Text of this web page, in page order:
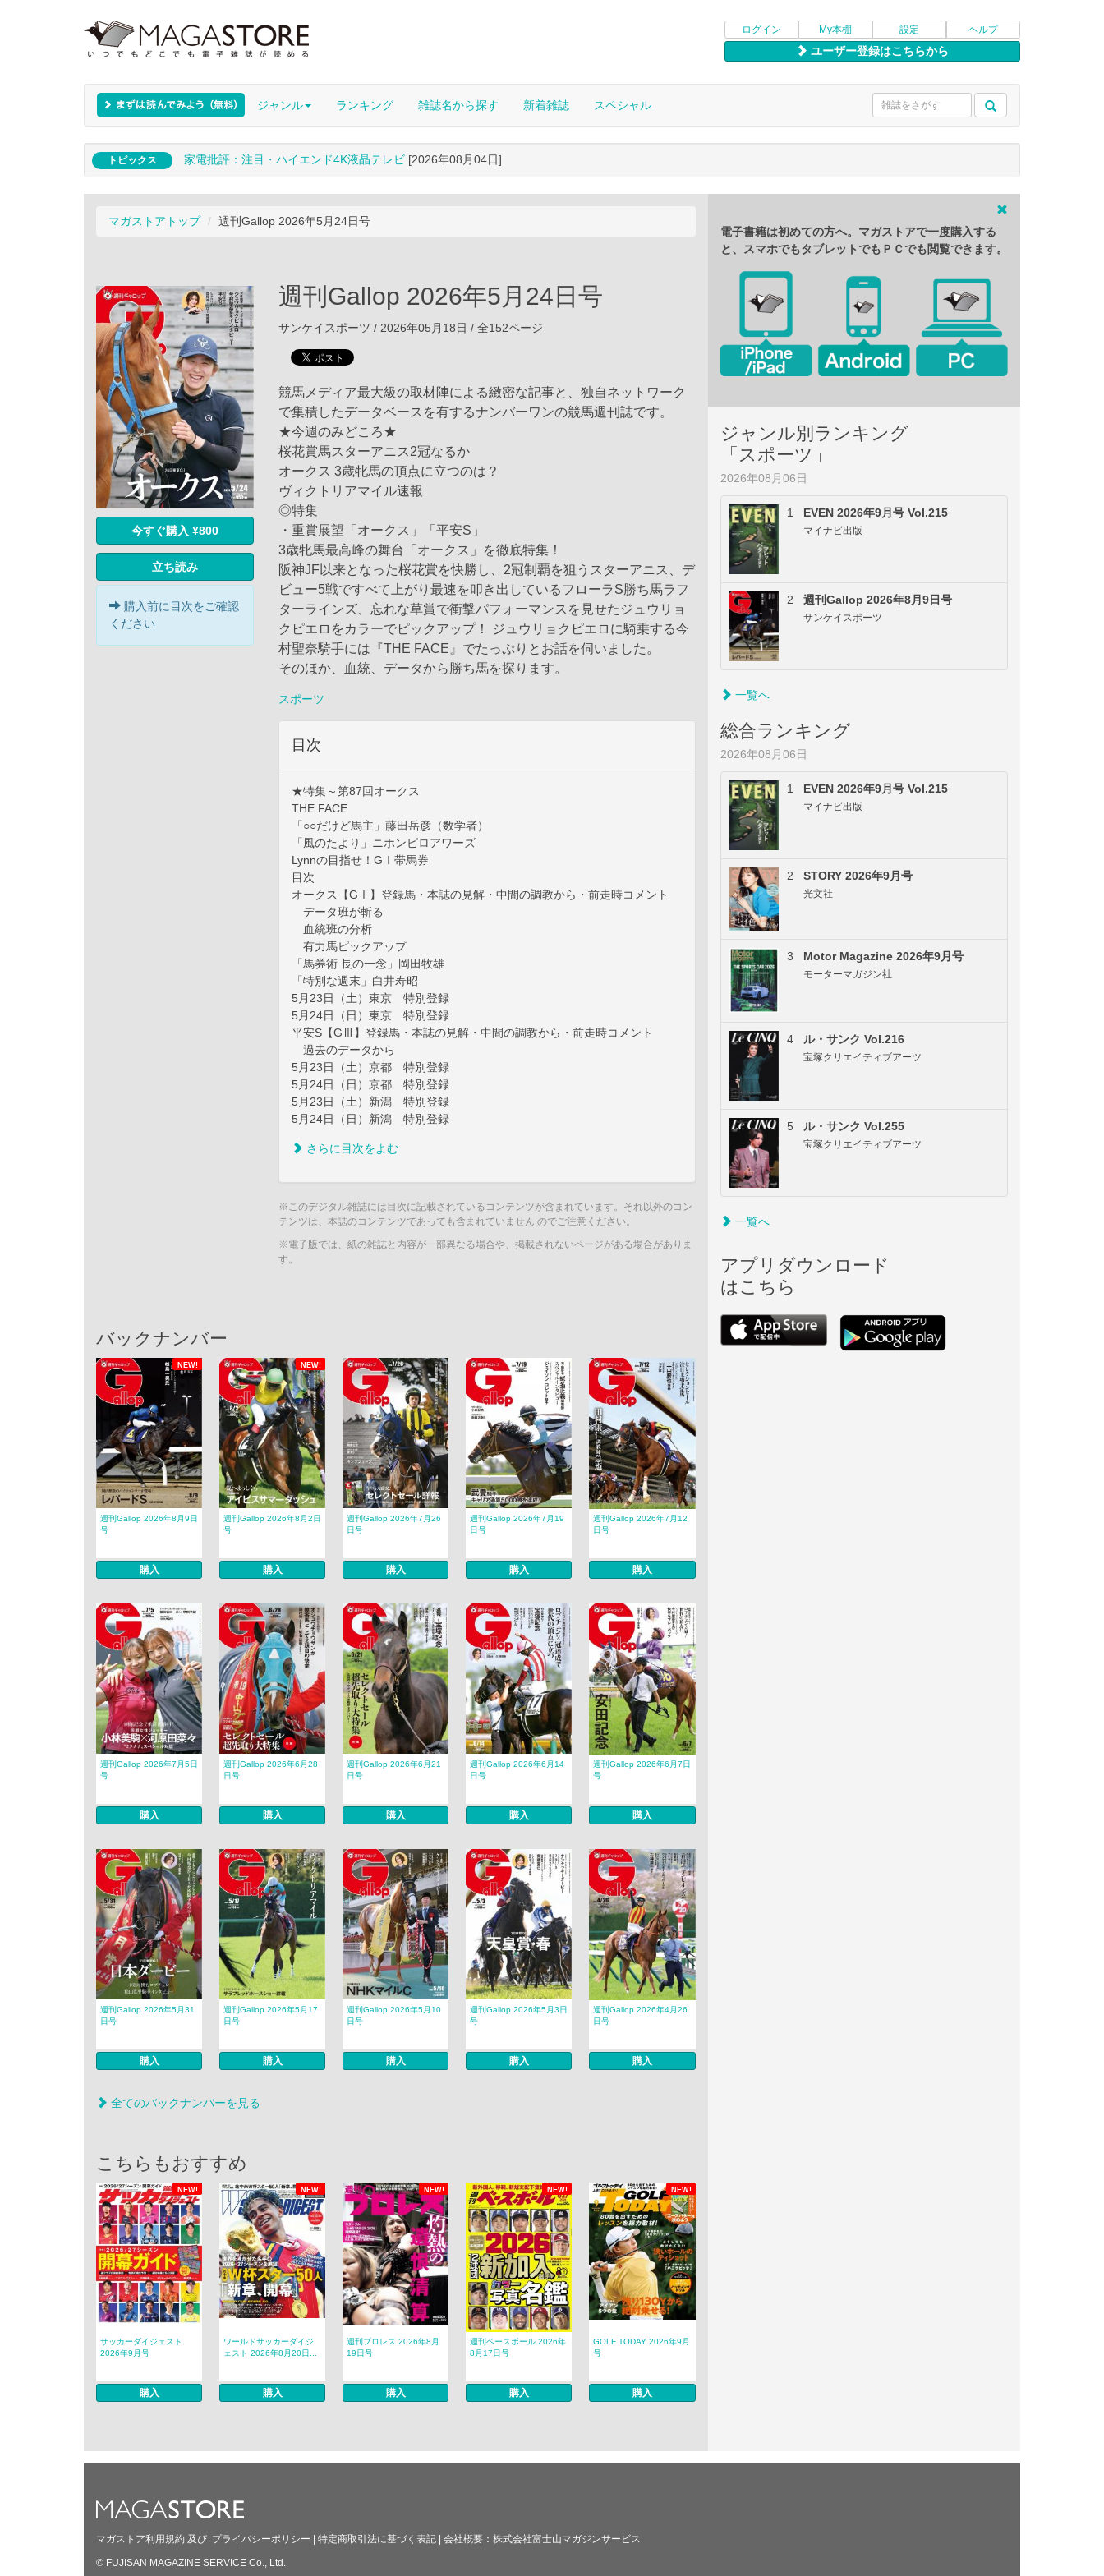
ログイン My本棚 設定 ヘルプ
ユーザー登録はこちらから
ジャンル ランキング 雑誌名から探す 新着雑誌 スペシャル
トピックス 家電批評：注目・ハイエンド4K液晶テレビ [2026年08月04日]
マガストアトップ 週刊Gallop 2026年5月24日号
今すぐ購入 ¥800
立ち読み
購入前に目次をご確認
ください
週刊Gallop 2026年5月24日号
サンケイスポーツ / 2026年05月18日 / 全152ページ
競馬メディア最大級の取材陣による緻密な記事と、独自ネットワーク
で集積したデータベースを有するナンバーワンの競馬週刊誌です。
★今週のみどころ★
桜花賞馬スターアニス2冠なるか
オークス 3歳牝馬の頂点に立つのは？
ヴィクトリアマイル速報
◎特集
・重賞展望「オークス」「平安S」
3歳牝馬最高峰の舞台「オークス」を徹底特集！
阪神JF以来となった桜花賞を快勝し、2冠制覇を狙うスターアニス、デ
ビュー5戦ですべて上がり最速を叩き出しているフローラS勝ち馬ラフ
ターラインズ、忘れな草賞で衝撃パフォーマンスを見せたジュウリョ
クピエロをカラーでピックアップ！ ジュウリョクピエロに騎乗する今
村聖奈騎手には『THE FACE』でたっぷりとお話を伺いました。
そのほか、血統、データから勝ち馬を探ります。
スポーツ
目次
★特集～第87回オークス
THE FACE
「○○だけど馬主」藤田岳彦（数学者）
「風のたより」ニホンピロアワーズ
Lynnの目指せ！GⅠ帯馬券
目次
オークス【GⅠ】登録馬・本誌の見解・中間の調教から・前走時コメント
データ班が斬る
血統班の分析
有力馬ピックアップ
「馬券術 長の一念」岡田牧雄
「特別な週末」白井寿昭
5月23日（土）東京 特別登録
5月24日（日）東京 特別登録
平安S【GⅢ】登録馬・本誌の見解・中間の調教から・前走時コメント
過去のデータから
5月23日（土）京都 特別登録
5月24日（日）京都 特別登録
5月23日（土）新潟 特別登録
5月24日（日）新潟 特別登録
さらに目次をよむ
※このデジタル雑誌には目次に記載されているコンテンツが含まれています。それ以外のコン
テンツは、本誌のコンテンツであっても含まれていません のでご注意ください。
※電子版では、紙の雑誌と内容が一部異なる場合や、掲載されないページがある場合がありま
す。
バックナンバー
NEW! NEW!
週刊Gallop 2026年8月9日
号
購入
週刊Gallop 2026年8月2日
号
購入
週刊Gallop 2026年7月26
日号
購入
週刊Gallop 2026年7月19
日号
購入
週刊Gallop 2026年7月12
日号
購入
週刊Gallop 2026年7月5日
号
購入
週刊Gallop 2026年6月28
日号
購入
週刊Gallop 2026年6月21
日号
購入
週刊Gallop 2026年6月14
日号
購入
週刊Gallop 2026年6月7日
号
購入
週刊Gallop 2026年5月31
日号
購入
週刊Gallop 2026年5月17
日号
購入
週刊Gallop 2026年5月10
日号
購入
週刊Gallop 2026年5月3日
号
購入
週刊Gallop 2026年4月26
日号
購入
全てのバックナンバーを見る
こちらもおすすめ
NEW! NEW! NEW! NEW! NEW!
サッカーダイジェスト
2026年9月号
購入
ワールドサッカーダイジ
ェスト 2026年8月20日...
購入
週刊プロレス 2026年8月
19日号
購入
週刊ベースボール 2026年
8月17日号
購入
GOLF TODAY 2026年9月
号
購入
電子書籍は初めての方へ。マガストアで一度購入する
と、スマホでもタブレットでもＰＣでも閲覧できます。
ジャンル別ランキング
「スポーツ」
2026年08月06日
1 EVEN 2026年9月号 Vol.215
マイナビ出版
2 週刊Gallop 2026年8月9日号
サンケイスポーツ
一覧へ
総合ランキング
2026年08月06日
1 EVEN 2026年9月号 Vol.215
マイナビ出版
2 STORY 2026年9月号
光文社
3 Motor Magazine 2026年9月号
モーターマガジン社
4 ル・サンク Vol.216
宝塚クリエイティブアーツ
5 ル・サンク Vol.255
宝塚クリエイティブアーツ
一覧へ
アプリダウンロード
はこちら
マガストア利用規約 及び プライバシーポリシー 特定商取引法に基づく表記 会社概要： 株式会社富士山マガジンサービス
© FUJISAN MAGAZINE SERVICE Co., Ltd.